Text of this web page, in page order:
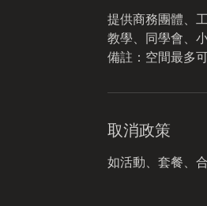
提供商務團體、
教學、同學會、
取消政策
如活動、套餐、